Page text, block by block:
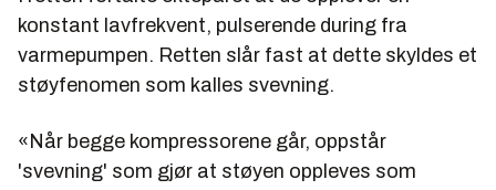
konstant lavfrekvent, pulserende during fra
varmepumpen. Retten slår fast at dette skyldes et
støyfenomen som kalles svevning.
«Når begge kompressorene går, oppstår
'svevning' som gjør at støyen oppleves som